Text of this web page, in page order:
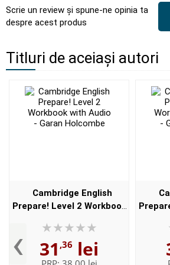
Scrie un review și spune-ne opinia ta
despre acest produs
Titluri de aceiași autori
‹
Cambridge English
Prepare! Level 2 Workbook
Holcombe
31 ,36 lei